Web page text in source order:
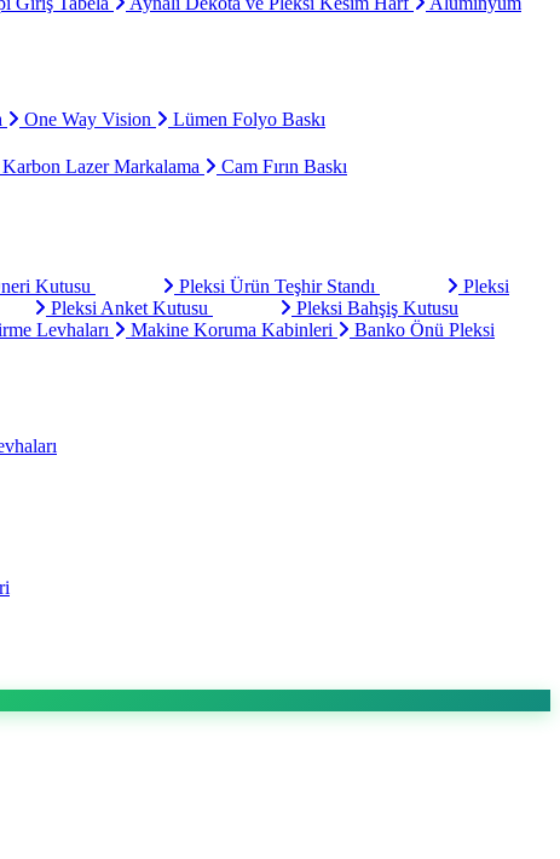
One Way Vision Lümen Folyo Baskı
Karbon Lazer Markalama Cam Fırın Baskı
Kutusu Pleksi Ürün Teşhir Standı
Pleksi
Pleksi Anket Kutusu
Pleksi Bahşiş Kutusu
Levhaları Makine Koruma Kabinleri
Banko Önü Pleksi